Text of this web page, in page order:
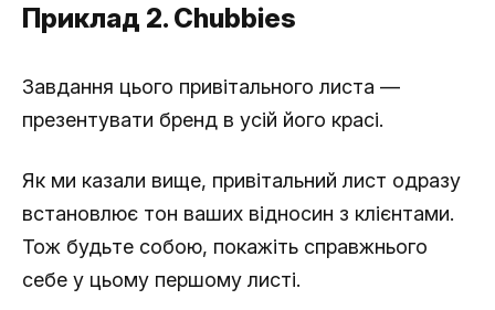
Приклад 2. Chubbies
Завдання цього привітального листа —
презентувати бренд в усій його красі.
Як ми казали вище, привітальний лист одразу
встановлює тон ваших відносин з клієнтами.
Тож будьте собою, покажіть справжнього
себе у цьому першому листі.